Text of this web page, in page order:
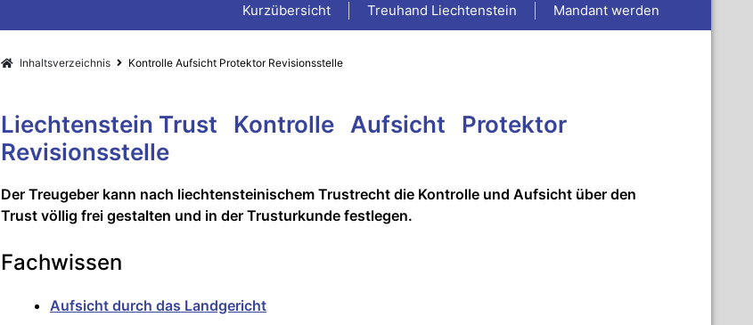
Kurzübersicht Treuhand Liechtenstein Mandant werden
Inhaltsverzeichnis Kontrolle Aufsicht Protektor Revisionsstelle
Liechtenstein Trust Kontrolle Aufsicht Protektor
Revisionsstelle
Der Treugeber kann nach liechtensteinischem Trustrecht die Kontrolle und Aufsicht über den
Trust völlig frei gestalten und in der Trusturkunde festlegen.
Fachwissen
Aufsicht durch das Landgericht